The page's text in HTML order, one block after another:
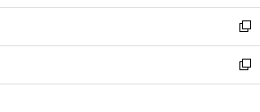
開
く
ン
ド
ウ
で
開
ウ
ィ
ン
ド
ウ
し
い
ウ
ィ
ン
新
し
い
ウ
新
し